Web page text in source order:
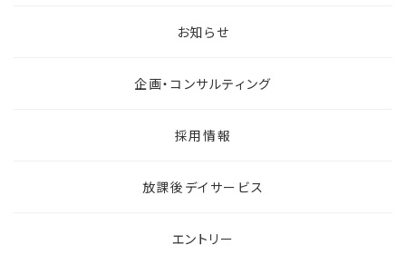
お知らせ
企画・コンサルティング
採用情報
放課後デイサービス
エントリー